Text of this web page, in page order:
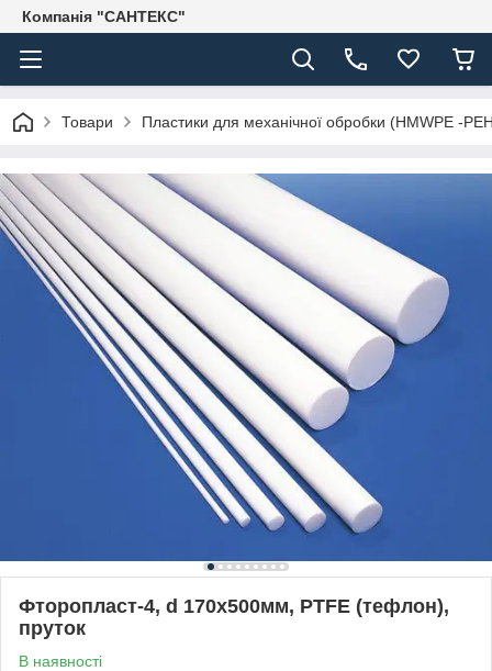
Компанія "САНТЕКС"
Товари Пластики для механічної обробки (HMWPE -
Фторопласт-4, d 170х500мм, PTFE (тефлон),
пруток
В наявності